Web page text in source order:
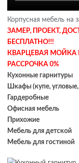
Корпусная мебель на
ЗАМЕР, ПРОЕКТ,
БЕСПЛАТНО!!!
КВАРЦЕВАЯ
РАССРОЧКА 0%
Кухонные гарнитуры
Шкафы (купе,
Гардеробные
Офисная мебель
Прихожие
Мебель для детской
Мебель для гостиной